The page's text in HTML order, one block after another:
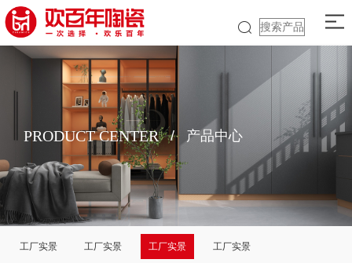
PRODUCT CENTER / 产品中心
工厂实景 工厂实景 工厂实景 工厂实景